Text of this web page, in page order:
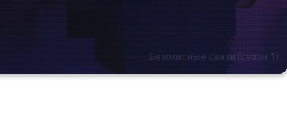
Безопасные связи (сезон 1)